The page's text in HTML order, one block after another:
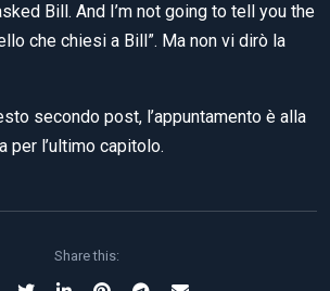
Bill. And I’m not going to tell you the
che chiesi a Bill”. Ma non vi dirò la
secondo post, l’appuntamento è alla
per l’ultimo capitolo.
Share this: